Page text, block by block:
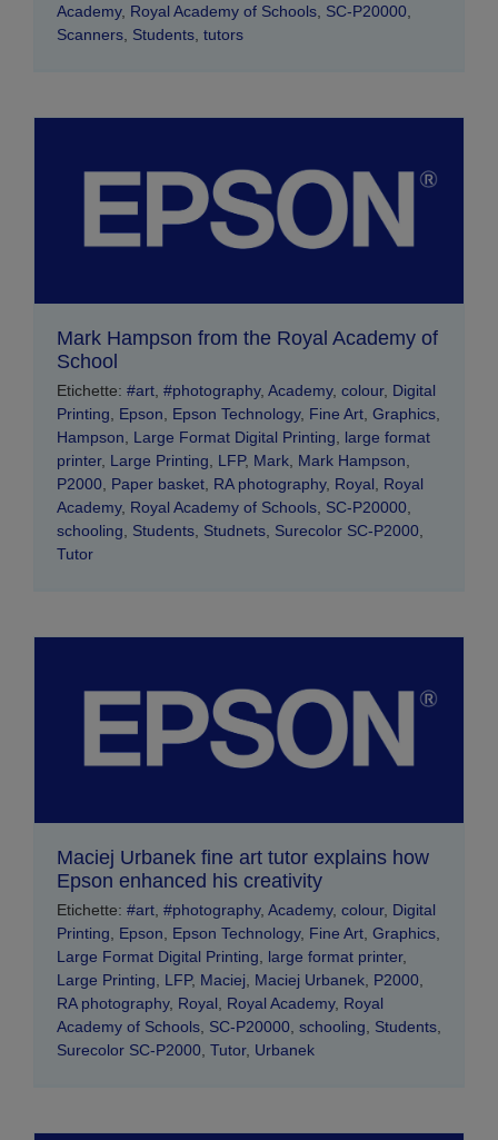
Academy, Royal Academy of Schools SC-P20000
Scanners Students tutors
Mark Hampson from the Royal Academy of
School
Etichette: #art #photography, Academy, colour, Digital
Printing
Epson Epson Technology, Fine Art Graphics
Hampson
Large Format Digital Printing
large format
printer, Large Printing LFP, Mark Mark Hampson
P2000 Paper basket RA photography, Royal
Royal
Academy, Royal Academy of Schools SC-P20000
schooling
Students Studnets Surecolor SC-P2000
Tutor
Maciej Urbanek fine art tutor explains how
Epson enhanced his creativity
Etichette: #art #photography, Academy, colour, Digital
Printing
Epson Epson Technology, Fine Art Graphics
Large Format Digital Printing
large format printer,
Large Printing
LFP, Maciej Maciej Urbanek P2000
RA photography, Royal Royal Academy, Royal
Academy of Schools SC-P20000 schooling Students
Surecolor SC-P2000 Tutor, Urbanek